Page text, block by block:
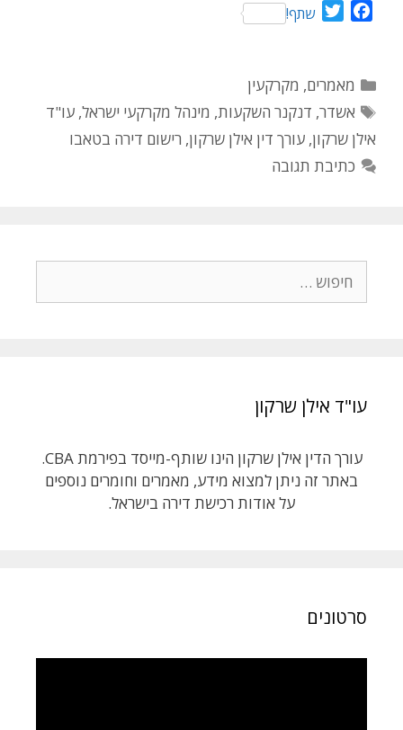
b
o
o
k
T
e
r
שתף!
קטגוריות
מאמרים, מקרקעין
תגיות
אשדר, דנקנר השקעות, מינהל מקרקעי ישראל,עו"ד
אילן שרקון, עורך דין אילן שרקון, רישום דירה בטאבו
כתיבת תגובה
עו"ד אילן שרקון
עורך הדין אילן שרקון הינו שותף-מייסד בפירמת CBA.
באתר זה ניתן למצוא מידע, מאמרים וחומרים נוספים
על אודות רכישת דירה בישראל.
סרטונים